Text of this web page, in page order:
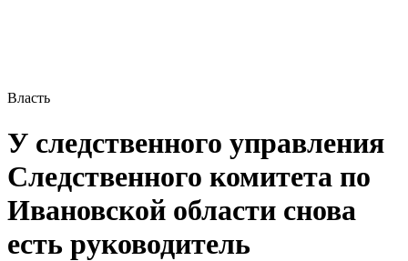
Власть
У следственного управления
Следственного комитета по
Ивановской области снова
есть руководитель